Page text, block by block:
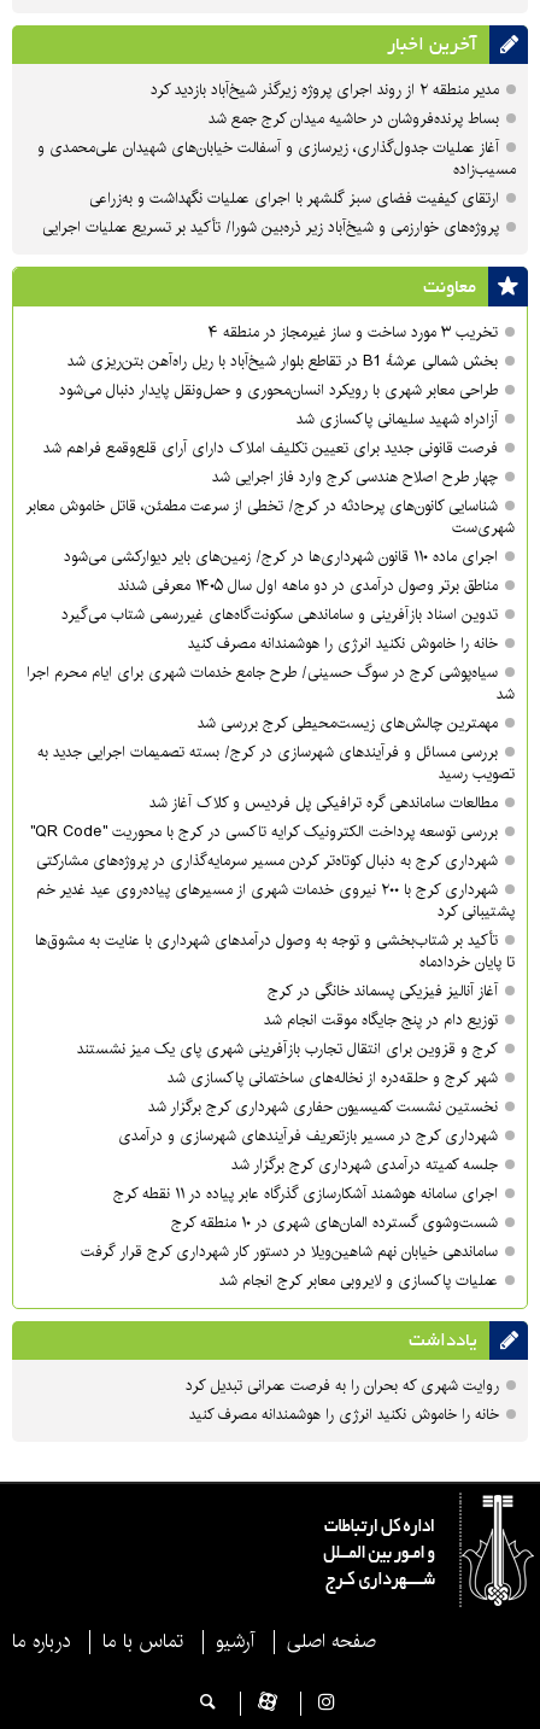
آخرین اخبار
مدیر منطقه ۲ از روند اجرای پروژه زیرگذر شیخ‌آباد بازدید کرد
بساط پرنده‌فروشان در حاشیه میدان کرج جمع شد
آغاز عملیات جدول‌گذاری، زیرسازی و آسفالت خیابان‌های شهیدان علی‌محمدی و
مسیب‌زاده
ارتقای کیفیت فضای سبز گلشهر با اجرای عملیات نگهداشت و به‌زراعی
پروژه‌های خوارزمی و شیخ‌آباد زیر ذره‌بین شورا/ تأکید بر تسریع عملیات اجرایی
معاونت
تخریب ۳ مورد ساخت و ساز غیرمجاز در منطقه ۴
بخش شمالی عرشهٔ B1 در تقاطع بلوار شیخ‌آباد با ریل راه‌آهن بتن‌ریزی شد
طراحی معابر شهری با رویکرد انسان‌محوری و حمل‌ونقل پایدار دنبال می‌شود
آزادراه شهید سلیمانی پاکسازی شد
فرصت قانونی جدید برای تعیین تکلیف املاک دارای آرای قلع‌وقمع فراهم شد
چهار طرح اصلاح هندسی کرج وارد فاز اجرایی شد
شناسایی کانون‌های پرحادثه در کرج/ تخطی از سرعت مطمئن، قاتل خاموش معابر
شهری‌ست
اجرای ماده ۱۱۰ قانون شهرداری‌ها در کرج/ زمین‌های بایر دیوارکشی می‌شود
مناطق برتر وصول درآمدی در دو ماهه اول سال ۱۴۰۵ معرفی شدند
تدوین اسناد بازآفرینی و ساماندهی سکونت‌گاه‌های غیررسمی شتاب می‌گیرد
خانه را خاموش نکنید انرژی را هوشمندانه مصرف کنید
سیاه‌پوشی کرج در سوگ حسینی/ طرح جامع خدمات شهری برای ایام محرم اجرا
شد
مهمترین چالش‌های زیست‌محیطی کرج بررسی شد
بررسی مسائل و فرآیندهای شهرسازی در کرج/ بسته تصمیمات اجرایی جدید به
تصویب رسید
مطالعات ساماندهی گره ترافیکی پل فردیس و کلاک آغاز شد
بررسی توسعه پرداخت الکترونیک کرایه تاکسی در کرج با محوریت "QR Code"
شهرداری کرج به دنبال کوتاه‌تر کردن مسیر سرمایه‌گذاری در پروژه‌های مشارکتی
شهرداری کرج با ۲۰۰ نیروی خدمات شهری از مسیرهای پیاده‌روی عید غدیر خم
پشتیبانی کرد
تأکید بر شتاب‌بخشی و توجه به وصول درآمدهای شهرداری با عنایت به مشوق‌ها
تا پایان خردادماه
آغاز آنالیز فیزیکی پسماند خانگی در کرج
توزیع دام در پنج جایگاه موقت انجام شد
کرج و قزوین برای انتقال تجارب بازآفرینی شهری پای یک میز نشستند
شهر کرج و حلقه‌دره از نخاله‌های ساختمانی پاکسازی شد
نخستین نشست کمیسیون حفاری شهرداری کرج برگزار شد
شهرداری کرج در مسیر بازتعریف فرآیندهای شهرسازی و درآمدی
جلسه کمیته درآمدی شهرداری کرج برگزار شد
اجرای سامانه هوشمند آشکارسازی گذرگاه عابر پیاده در ۱۱ نقطه کرج
شست‌وشوی گسترده المان‌های شهری در ۱۰ منطقه کرج
ساماندهی خیابان نهم شاهین‌ویلا در دستور کار شهرداری کرج قرار گرفت
عملیات پاکسازی و لایروبی معابر کرج انجام شد
یادداشت
روایت شهری که بحران را به فرصت عمرانی تبدیل کرد
خانه را خاموش نکنید انرژی را هوشمندانه مصرف کنید
صفحه اصلی آرشیو تماس با ما درباره ما